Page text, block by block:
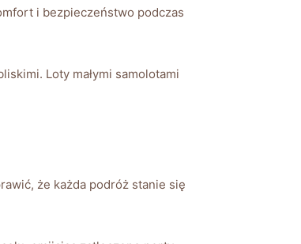
​i bezpieczeństwo ⁣podczas‌
Loty‌ małymi samolotami
że⁣ każda ⁢podróż stanie się